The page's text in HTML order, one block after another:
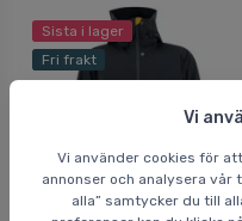
Vi
Vi använder cookies för
annonser och analysera vår
alla” samtycker du till
Sista i lager
Fri frakt